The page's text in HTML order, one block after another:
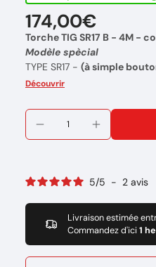
174,00€
Torche TIG SR17 B - 4M -
Modèle spècial
TYPE SR17 - (à simple
Refroidissement par air
Connecteur MIG de type
Marque: GYS
Référence : 087521
Découvrir
5/5 - 2 avis
Livraison estimée
Commandez d'ici1